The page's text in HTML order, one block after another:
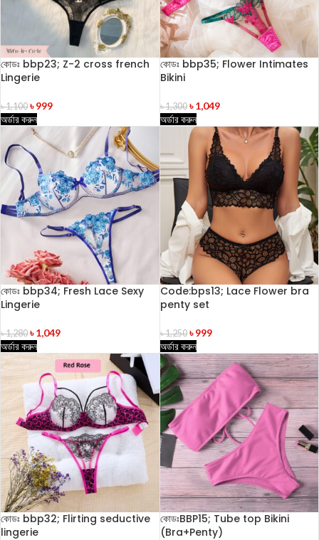
কোডঃ bbp23; Z-2 cross french
Lingerie
৳1,100 ৳999
অর্ডার করুন
কোডঃ bbp35; Flower Intimates
Bikini
৳1,300 ৳1,049
অর্ডার করুন
কোডঃ bbp34; Fresh Lace Sexy
Lingerie
৳1,280 ৳1,049
অর্ডার করুন
Code:bps13; Lace Flower bra
penty set
৳1,250 ৳999
অর্ডার করুন
কোডঃ bbp32; Flirting seductive
lingerie
কোডঃBBP15; Tube top Bikini
(Bra+Penty)